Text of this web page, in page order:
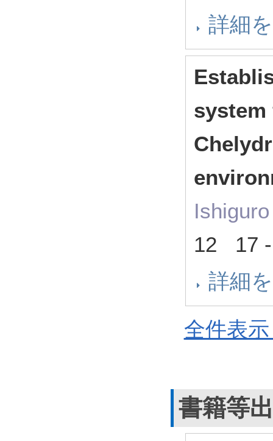
詳細
system
12 17
詳細
全件表
書籍等